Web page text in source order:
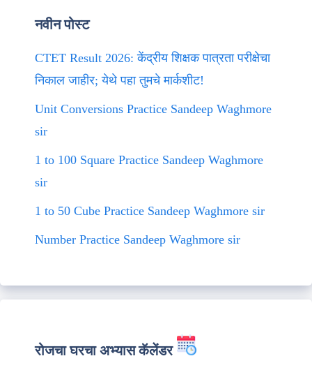
नवीन पोस्ट
CTET Result 2026: केंद्रीय शिक्षक पात्रता परीक्षेचा
निकाल जाहीर; येथे पहा तुमचे मार्कशीट!
Unit Conversions Practice Sandeep Waghmore
sir
1 to 100 Square Practice Sandeep Waghmore
sir
1 to 50 Cube Practice Sandeep Waghmore sir
Number Practice Sandeep Waghmore sir
रोजचा घरचा अभ्यास कॅलेंडर